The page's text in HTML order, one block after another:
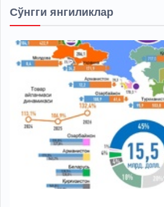
Сўнгги янгиликлар